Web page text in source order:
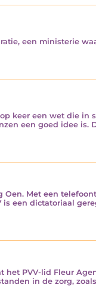
een ministerie
keer een wet die in
een goed idee is.
Met een
een dictatoriaal
het PVV-lid Fleur
in de zorg,